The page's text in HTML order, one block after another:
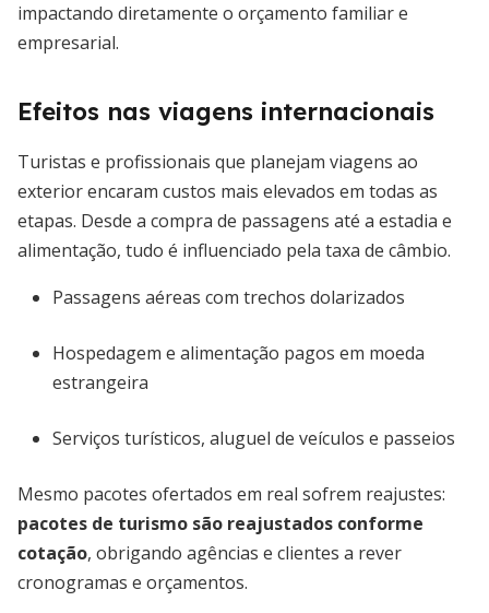
impactando diretamente o orçamento familiar e
empresarial.
Efeitos nas viagens internacionais
Turistas e profissionais que planejam viagens ao
exterior encaram custos mais elevados em todas as
etapas. Desde a compra de passagens até a estadia e
alimentação, tudo é influenciado pela taxa de câmbio.
Passagens aéreas com trechos dolarizados
Hospedagem e alimentação pagos em moeda
estrangeira
Serviços turísticos, aluguel de veículos e passeios
Mesmo pacotes ofertados em real sofrem reajustes:
pacotes de turismo são reajustados conforme
cotação, obrigando agências e clientes a rever
cronogramas e orçamentos.